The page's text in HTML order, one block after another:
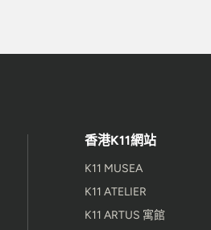
香港K11網站
K11 MUSEA
K11 ATELIER
K11 ARTUS 寓館